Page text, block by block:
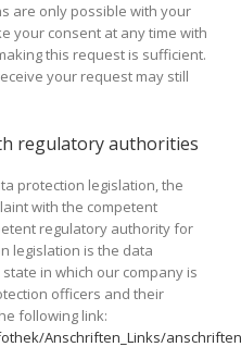
are only possible with your
your consent at any time with
this request is sufficient.
your request may still
regulatory authorities
protection legislation, the
with the competent
regulatory authority for
legislation is the data
in which our company is
officers and their
following link:
Anschriften_Links/